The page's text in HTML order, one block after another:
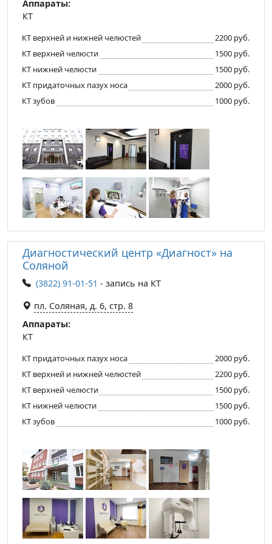
Аппараты:
КТ
КТ верхней и нижней челюстей
2200 руб.
КТ верхней челюсти
1500 руб.
КТ нижней челюсти
1500 руб.
КТ придаточных пазух носа
2000 руб.
КТ зубов
1000 руб.
Диагностический центр «Диагност» на
Соляной
(3822) 91-01-51 - запись на КТ
пл. Соляная, д. 6, стр. 8
Аппараты:
КТ
КТ придаточных пазух носа
2000 руб.
КТ верхней и нижней челюстей
2200 руб.
КТ верхней челюсти
1500 руб.
КТ нижней челюсти
1500 руб.
КТ зубов
1000 руб.